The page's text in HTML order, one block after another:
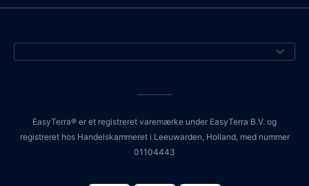
EasyTerra® er et registreret varemærke under EasyTerra B.V. og
registreret hos Handelskammeret i Leeuwarden, Holland, med nummer
01104443